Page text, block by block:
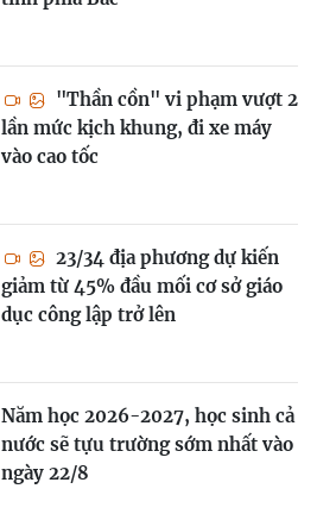
"Thần cồn" vi phạm vượt 2
lần mức kịch khung, đi xe máy
vào cao tốc
23/34 địa phương dự kiến
giảm từ 45% đầu mối cơ sở giáo
dục công lập trở lên
Năm học 2026-2027, học sinh cả
nước sẽ tựu trường sớm nhất vào
ngày 22/8